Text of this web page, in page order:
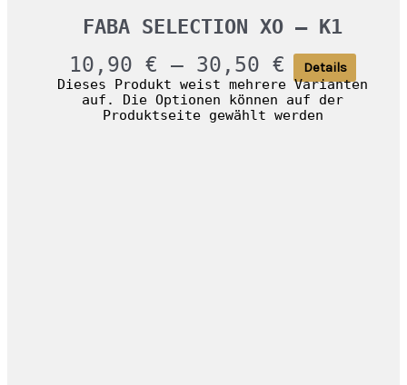
FABA SELECTION XO – K1
10,90 € – 30,50 €
Details
Dieses Produkt weist mehrere Varianten
auf. Die Optionen können auf der
Produktseite gewählt werden